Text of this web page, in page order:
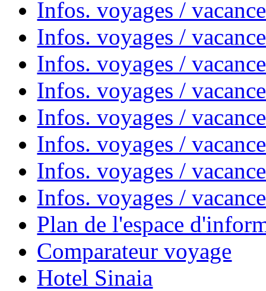
Infos. voyages /
Infos. voyages /
Infos. voyages /
Infos. voyages /
Infos. voyages /
Infos. voyages /
Infos. voyages /
Infos. voyages /
Plan de l'espace
Comparateur voyage
Hotel Sinaia